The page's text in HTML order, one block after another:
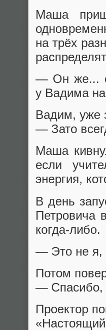
Маша
на трёх
— Он же...
у Вадима
Вадим, уже
— Зато
Маша
если
энергия,
В день
Петровича
когда‑либо.
— Это не я,
Потом
— Спасибо,
Проектор